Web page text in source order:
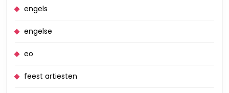
engels
engelse
eo
feest artiesten